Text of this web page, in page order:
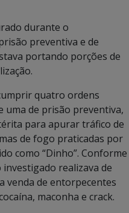
durante o
preventiva e de
portando porções de
quatro ordens
uma de prisão preventiva,
para apurar tráfico de
de fogo praticadas por
como “Dinho”. Conforme
realizava de
venda de entorpecentes
maconha e crack.